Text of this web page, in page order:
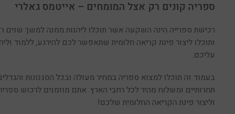
ספריה קונים רק אצל המומחים – אייטמס גאלרי
רכישת ספרייה הינה השקעה אשר תוכלו ליהנות ממנה למשך שנים
ותוכלו ליצור פינת קריאה חלומית שתאפשר לכם להירגע, ללמוד
עליכם.
בעמוד זה תוכלו למצוא ספריה במחיר מעולה ובכל הסגנונות
תחרותיים ומשלוח מהיר לכל רחבי הארץ. אתם מוזמנים לרכוש
וליצור פינת הקריאה החלומית שלכם!